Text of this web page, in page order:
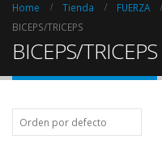
Home Tienda FUERZA
BICEPS/TRICEPS
BICEPS/TRICEPS